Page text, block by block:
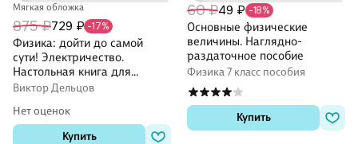
Мягкая обложка
875 ₽729 ₽ -17%
Физика: дойти до самой
сути! Электричество.
Настольная книга для
углубленного изучения
Виктор Дельцов
Нет оценок
Купить
60 ₽49 ₽ -18%
Основные физические
величины. Наглядно-
раздаточное пособие
Физика 7 класс пособия
Купить